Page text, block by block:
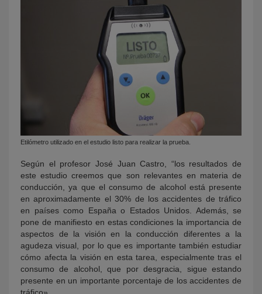
Etilómetro utilizado en el estudio listo para realizar la prueba.
Según el profesor José Juan Castro, “los resultados de
este estudio creemos que son relevantes en materia de
conducción, ya que el consumo de alcohol está presente
en aproximadamente el 30% de los accidentes de tráfico
en países como España o Estados Unidos. Además, se
pone de manifiesto en estas condiciones la importancia de
aspectos de la visión en la conducción diferentes a la
agudeza visual, por lo que es importante también estudiar
cómo afecta la visión en esta tarea, especialmente tras el
consumo de alcohol, que por desgracia, sigue estando
presente en un importante porcentaje de los accidentes de
tráfico».